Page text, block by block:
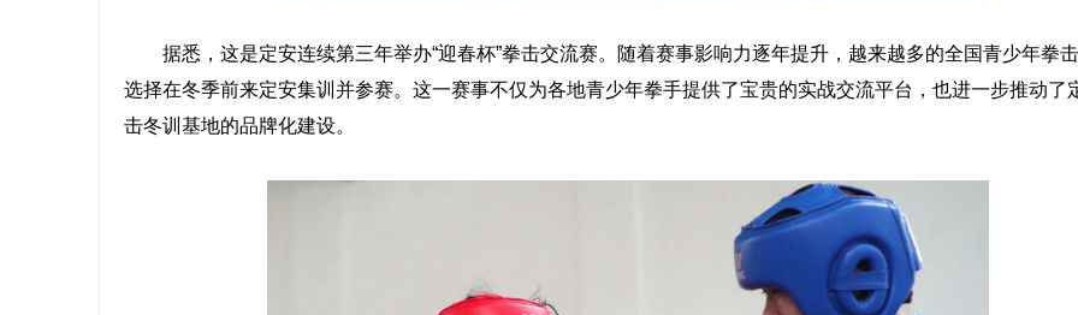
据悉，这是定安连续第三年举办“迎春杯”拳击交流赛。随着赛事影响力逐年提升，越来越多的全国青少年拳
选择在冬季前来定安集训并参赛。这一赛事不仅为各地青少年拳手提供了宝贵的实战交流平台，也进一步推动了
击冬训基地的品牌化建设。